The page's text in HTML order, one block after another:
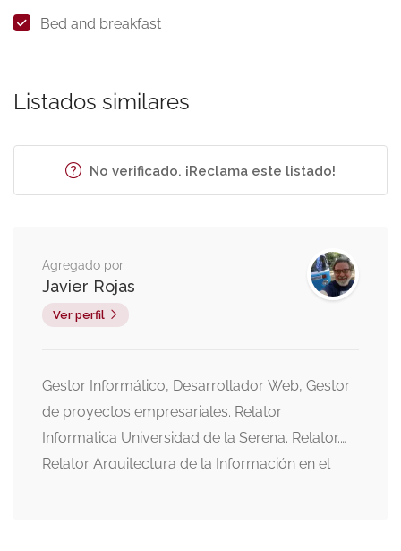
Bed and breakfast
Listados similares
No verificado. ¡Reclama este listado!
Agregado por
Javier Rojas
Ver perfil
Gestor Informático, Desarrollador Web, Gestor
de proyectos empresariales. Relator
Informatica Universidad de la Serena. Relator.
Relator Arquitectura de la Información en el